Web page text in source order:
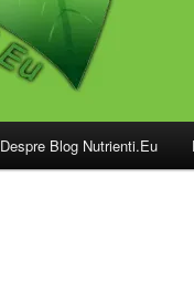
Despre Blog Nutrienti.Eu